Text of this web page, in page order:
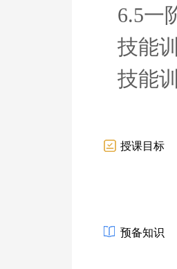
6.5一
技能
技能
授课目标
预备知识